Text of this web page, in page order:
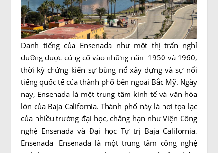
Danh tiếng của Ensenada như một thị trấn nghỉ
dưỡng được củng cố vào những năm 1950 và 1960,
thời kỳ chứng kiến ​​sự bùng nổ xây dựng và sự nổi
tiếng quốc tế của thành phố bên ngoài Bắc Mỹ. Ngày
nay, Ensenada là một trung tâm kinh tế và văn hóa
lớn của Baja California. Thành phố này là nơi tọa lạc
của nhiều trường đại học, chẳng hạn như Viện Công
nghệ Ensenada và Đại học Tự trị Baja California,
Ensenada. Ensenada là một trung tâm công nghệ